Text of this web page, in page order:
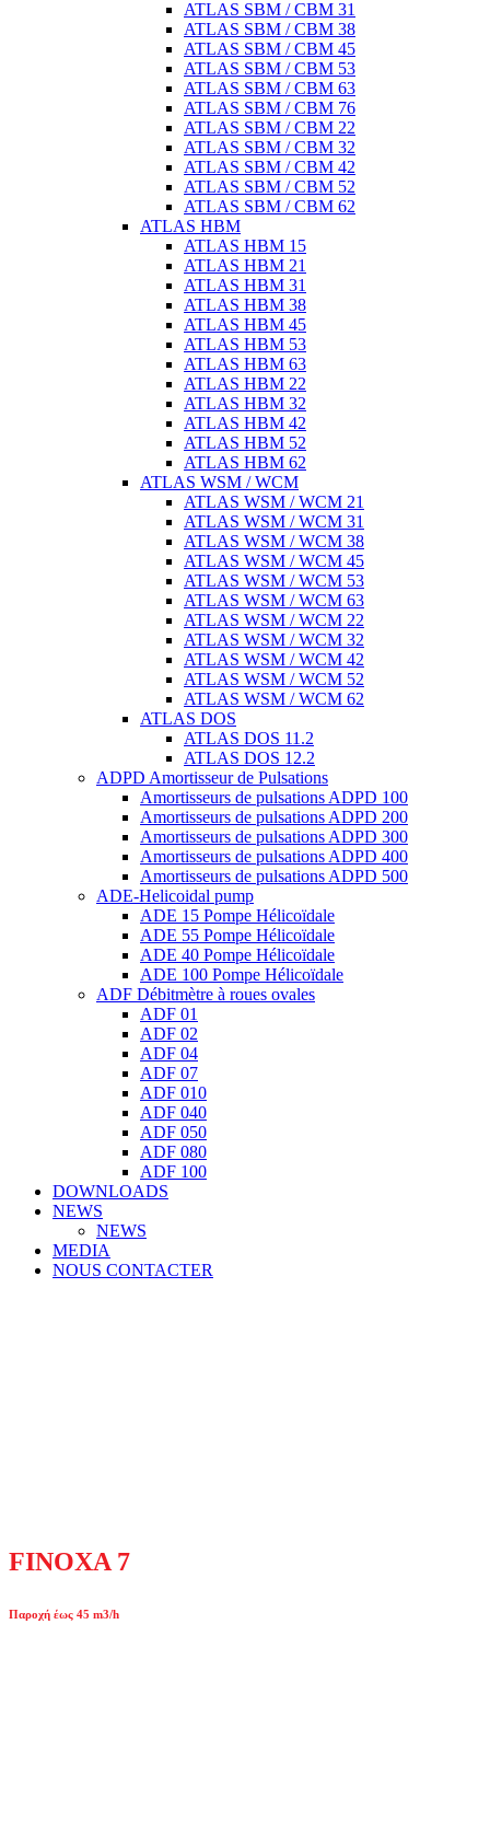
ATLAS SBM / CBM 31
ATLAS SBM / CBM 38
ATLAS SBM / CBM 45
ATLAS SBM / CBM 53
ATLAS SBM / CBM 63
ATLAS SBM / CBM 76
ATLAS SBM / CBM 22
ATLAS SBM / CBM 32
ATLAS SBM / CBM 42
ATLAS SBM / CBM 52
ATLAS SBM / CBM 62
ATLAS HBM
ATLAS HBM 15
ATLAS HBM 21
ATLAS HBM 31
ATLAS HBM 38
ATLAS HBM 45
ATLAS HBM 53
ATLAS HBM 63
ATLAS HBM 22
ATLAS HBM 32
ATLAS HBM 42
ATLAS HBM 52
ATLAS HBM 62
ATLAS WSM / WCM
ATLAS WSM / WCM 21
ATLAS WSM / WCM 31
ATLAS WSM / WCM 38
ATLAS WSM / WCM 45
ATLAS WSM / WCM 53
ATLAS WSM / WCM 63
ATLAS WSM / WCM 22
ATLAS WSM / WCM 32
ATLAS WSM / WCM 42
ATLAS WSM / WCM 52
ATLAS WSM / WCM 62
ATLAS DOS
ATLAS DOS 11.2
ATLAS DOS 12.2
ADPD Amortisseur de Pulsations
Amortisseurs de pulsations ADPD 100
Amortisseurs de pulsations ADPD 200
Amortisseurs de pulsations ADPD 300
Amortisseurs de pulsations ADPD 400
Amortisseurs de pulsations ADPD 500
ADE-Helicoidal pump
ADE 15 Pompe Ηélicoïdale
ADE 55 Pompe Ηélicoïdale
ADE 40 Pompe Ηélicoïdale
ADE 100 Pompe Ηélicoïdale
ADF Débitmètre à roues ovales
ADF 01
ADF 02
ADF 04
ADF 07
ADF 010
ADF 040
ADF 050
ADF 080
ADF 100
DOWNLOADS
NEWS
NEWS
MEDIA
NOUS CONTACTER
FINOXA 7
Παροχή έως 45 m3/h